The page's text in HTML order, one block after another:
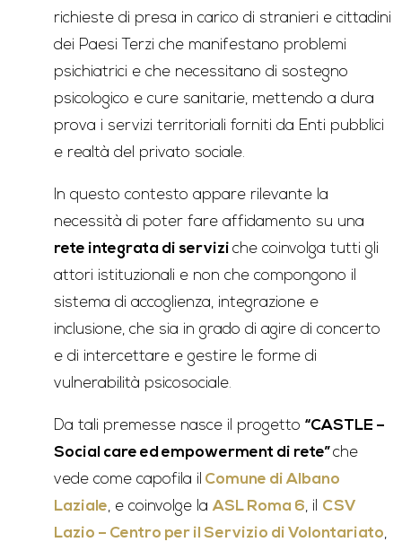
richieste di presa in carico di stranieri e cittadini
dei Paesi Terzi che manifestano problemi
psichiatrici e che necessitano di sostegno
psicologico e cure sanitarie, mettendo a dura
prova i servizi territoriali forniti da Enti pubblici
e realtà del privato sociale.
In questo contesto appare rilevante la
necessità di poter fare affidamento su una
rete integrata di servizi che coinvolga tutti gli
attori istituzionali e non che compongono il
sistema di accoglienza, integrazione e
inclusione, che sia in grado di agire di concerto
e di intercettare e gestire le forme di
vulnerabilità psicosociale.
Da tali premesse nasce il progetto “CASTLE –
Social care ed empowerment di rete”che
vede come capofila il Comune di Albano
Laziale, e coinvolge laASL Roma 6, il CSV
Lazio – Centro per il Servizio di Volontariato,